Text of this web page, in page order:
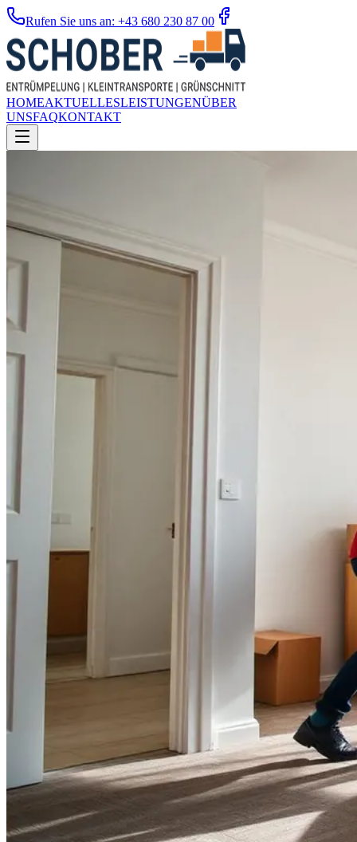
Rufen Sie uns an: +43 680 230 87 00
HOMEAKTUELLESLEISTUNGENÜBER
UNSFAQKONTAKT